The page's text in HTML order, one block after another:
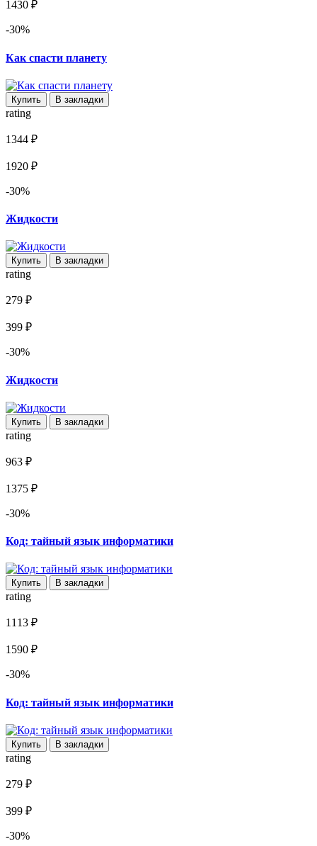
1430 ₽
-30%
Как спасти планету
Купить В закладки
rating
1344 ₽
1920 ₽
-30%
Жидкости
Купить В закладки
rating
279 ₽
399 ₽
-30%
Жидкости
Купить В закладки
rating
963 ₽
1375 ₽
-30%
Код: тайный язык информатики
Купить В закладки
rating
1113 ₽
1590 ₽
-30%
Код: тайный язык информатики
Купить В закладки
rating
279 ₽
399 ₽
-30%